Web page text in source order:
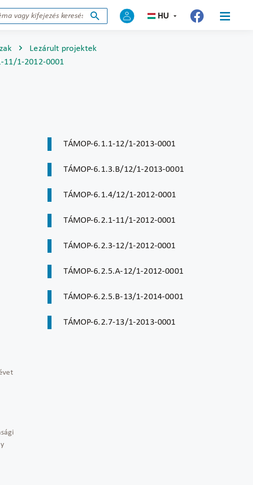
HU
Lezárult projektek
11/1-2012-0001
TÁMOP-6.1.1-12/1-2013-0001
TÁMOP-6.1.3.B/12/1-2013-0001
TÁMOP-6.1.4/12/1-2012-0001
TÁMOP-6.2.1-11/1-2012-0001
TÁMOP-6.2.3-12/1-2012-0001
TÁMOP-6.2.5.A-12/1-2012-0001
TÁMOP-6.2.5.B-13/1-2014-0001
TÁMOP-6.2.7-13/1-2013-0001